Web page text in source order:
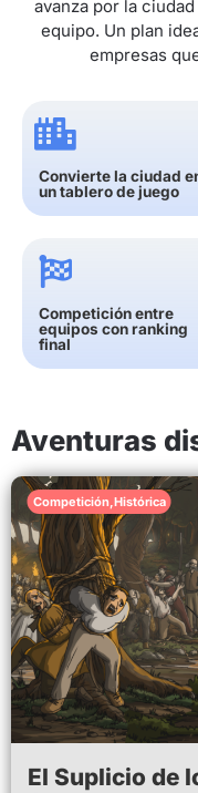
avanza por la
equipo. Un plan
empresas
Convierte la ciudad
un tablero de juego
Competición entre
equipos con ranking
final
Aventuras
Competición Histórica
El Suplicio de